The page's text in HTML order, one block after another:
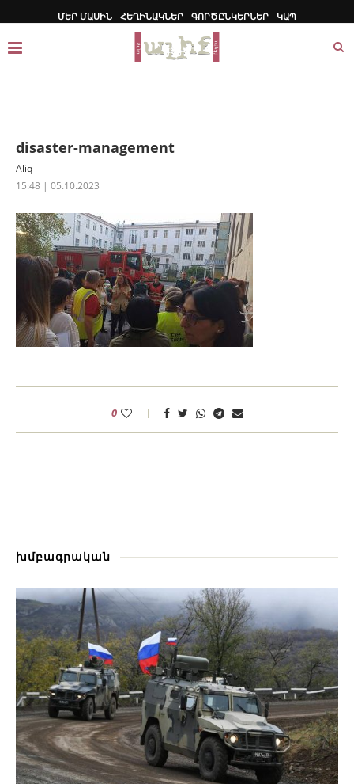
ՄԵՐ ՄԱՍԻՆ ՀԵՂԻՆԱԿՆԵՐ ԳՈՐԾԸՆԿԵՐՆԵՐ ԿԱՊ
disaster-management
Aliq
15:48 | 05.10.2023
0
խմբագրական